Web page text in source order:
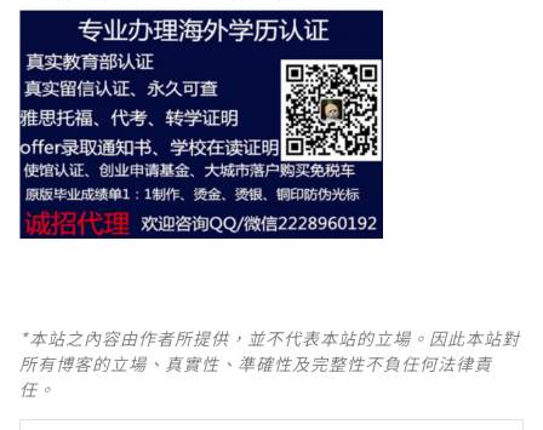
*本站之內容由作者所提供，並不代表本站的立場。因此本站對
所有博客的立場、真實性、準確性及完整性不負任何法律責
任。